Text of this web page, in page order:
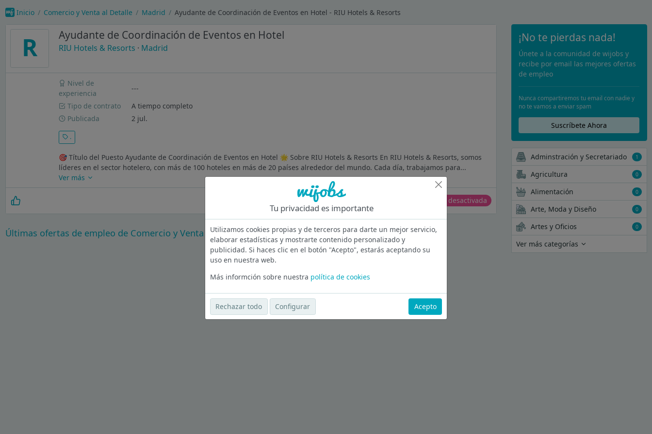
Inicio Comercio y Venta al Detalle Madrid Ayudante de Coordinación de Eventos en Hotel - RIU Hotels & Resorts
R Ayudante de Coordinación de Eventos en Hotel
RIU Hotels & Resorts · Madrid
Nivel de
experiencia
---
Tipo de contrato
A tiempo completo
Publicada
2 jul.
.
🎯 Título del Puesto Ayudante de Coordinación de Eventos en Hotel 🌟 Sobre RIU Hotels & Resorts En RIU Hotels & Resorts, somos
líderes en el sector hotelero, con más de 100 hoteles en más de 20 países alrededor del mundo. Cada día, trabajamos para...
Ver más
Oferta desactivada
Últimas ofertas de empleo de Comercio y Venta al Detalle en Madrid
Ver más ofertas
¡No te pierdas nada!
Únete a la comunidad de wijobs y
recibe por email las mejores ofertas
de empleo
Nunca compartiremos tu email con nadie y
no te vamos a enviar spam
Suscríbete Ahora
Adminstración y Secretariado 1
Agricultura 0
Alimentación 0
Arte, Moda y Diseño 0
Artes y Oficios 0
Ver más categorías
Tu privacidad es importante
Utilizamos cookies propias y de terceros para darte un mejor servicio,
elaborar estadísticas y mostrarte contenido personalizado y
publicidad. Si haces clic en el botón "Acepto", estarás aceptando su
uso en nuestra web.
Más informción sobre nuestra política de cookies
Rechazar todo Configurar Acepto